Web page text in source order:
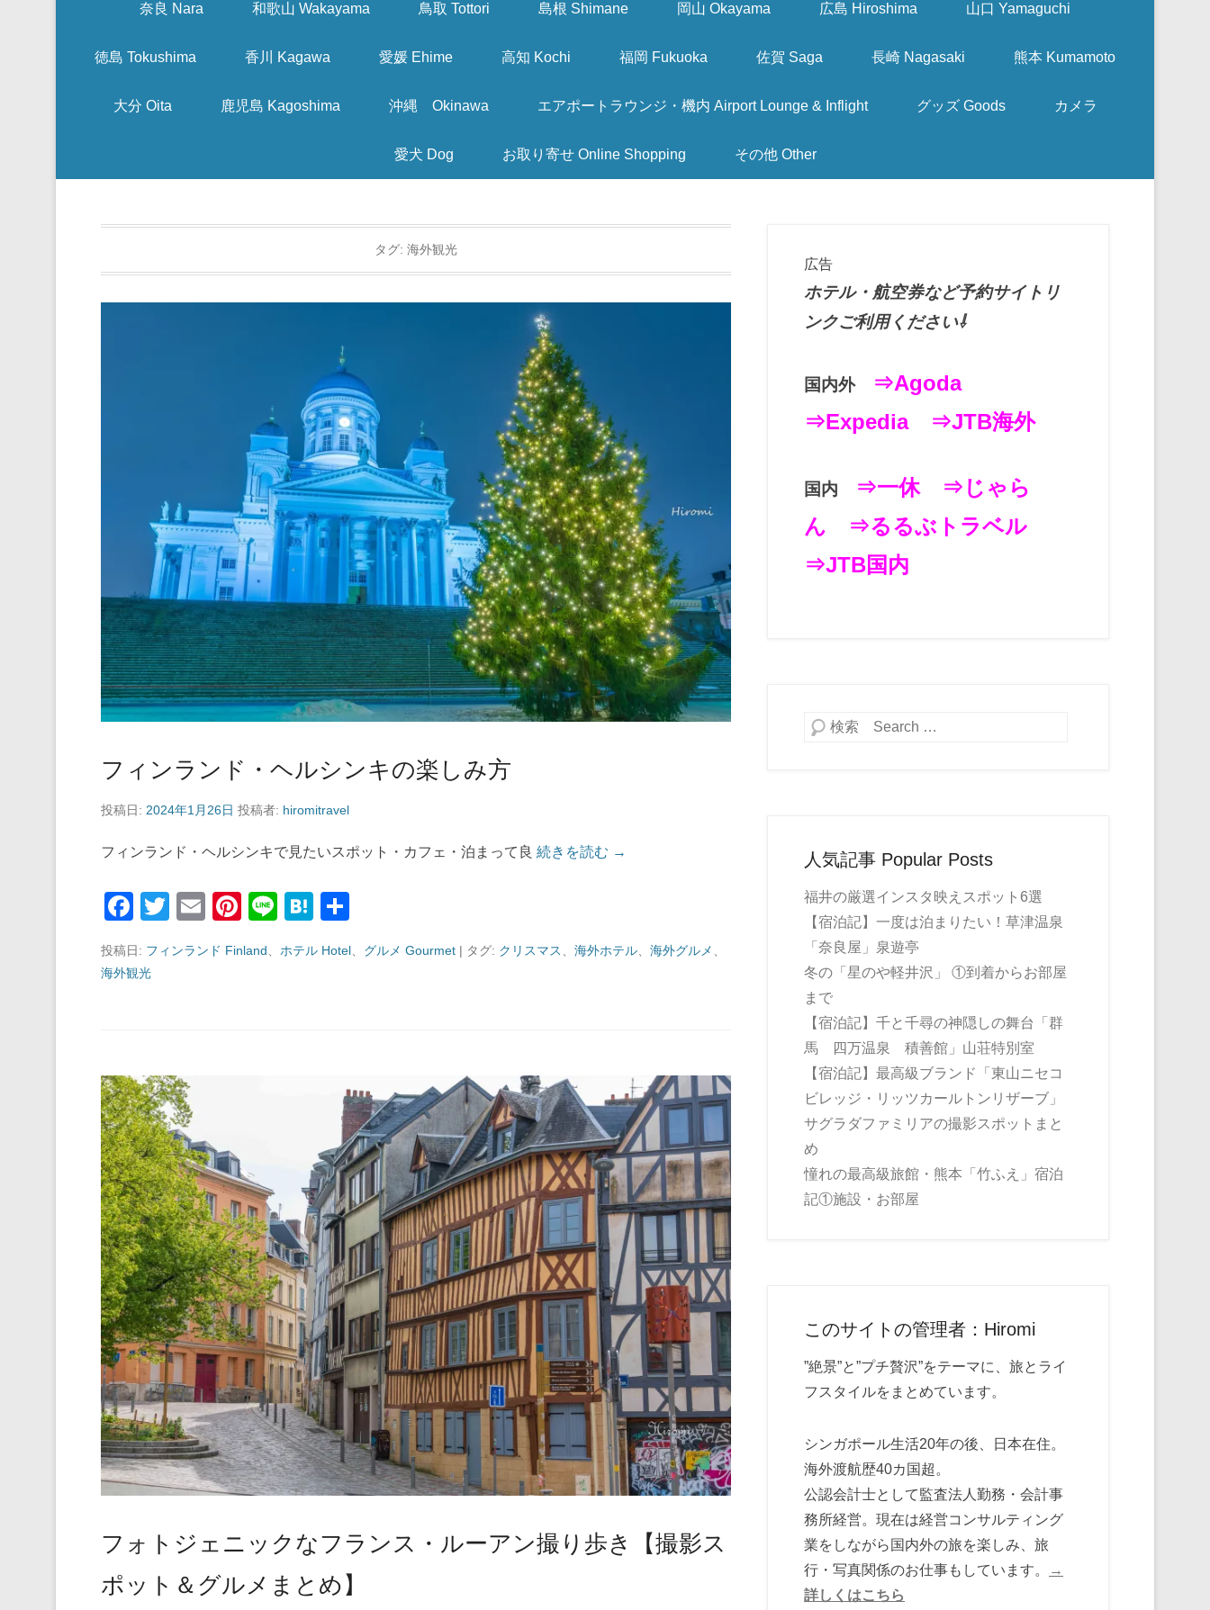
奈良 Nara 和歌山 Wakayama 鳥取 Tottori 島根 Shimane 岡山 Okayama 広島 Hiroshima 山口 Yamaguchi
徳島 Tokushima 香川 Kagawa 愛媛 Ehime 高知 Kochi 福岡 Fukuoka 佐賀 Saga 長崎 Nagasaki 熊本 Kumamoto
大分 Oita 鹿児島 Kagoshima 沖縄 Okinawa エアポートラウンジ・機内 Airport Lounge & Inflight グッズ Goods カメラ
愛犬 Dog お取り寄せ Online Shopping その他 Other
タグ: 海外観光
フィンランド・ヘルシンキの楽しみ方
投稿日: 2024年1月26日 投稿者: hiromitravel
フィンランド・ヘルシンキで見たいスポット・カフェ・泊まって良 続きを読む →
F
c
o
k
T
tt
E
ail
Pi
er
Li
e
H
e
投稿日: フィンランド Finland ホテル Hotel グルメ Gourmet | タグ: クリスマス 海外ホテル 海外グルメ
海外観光
フォトジェニックなフランス・ルーアン撮り歩き【撮影ス
ポット＆グルメまとめ】
広告
ホテル・航空券など予約サイトリ
ンクご利用ください⇩
国内外
⇒Agoda
⇒Expedia
⇒JTB海外
国内 ⇒一休
⇒じゃら
ん
⇒るるぶトラベル
⇒JTB国内
検索
人気記事 Popular Posts
福井の厳選インスタ映えスポット6選
【宿泊記】一度は泊まりたい！草津温泉
「奈良屋」泉遊亭
冬の「星のや軽井沢」 ①到着からお部屋
まで
【宿泊記】千と千尋の神隠しの舞台「群
馬 四万温泉 積善館」山荘特別室
【宿泊記】最高級ブランド「東山ニセコ
ビレッジ・リッツカールトンリザーブ」
サグラダファミリアの撮影スポットまと
め
憧れの最高級旅館・熊本「竹ふえ」宿泊
記①施設・お部屋
このサイトの管理者：Hiromi
”絶景”と”プチ贅沢”をテーマに、旅とライ
フスタイルをまとめています。
シンガポール生活20年の後、日本在住。
海外渡航歴40カ国超。
公認会計士として監査法人勤務・会計事
務所経営。現在は経営コンサルティング
業をしながら国内外の旅を楽しみ、旅
行・写真関係のお仕事もしています。
→
詳しくはこちら